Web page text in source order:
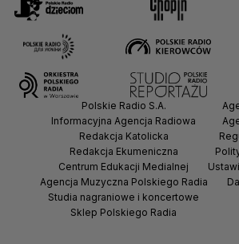
Polskie Radio S.A.
Informacyjna Agencja Radiowa
Redakcja Katolicka
Redakcja Ekumeniczna
Centrum Edukacji Medialnej
Agencja Muzyczna Polskiego Radia
Studia nagraniowe i koncertowe
Sklep Polskiego Radia